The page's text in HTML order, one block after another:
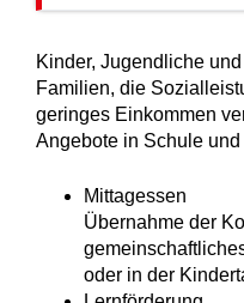
Kinder, Jugendliche
Familien, die
geringes Einkommen
Angebote in Schule
Mittagessen
Übernahme der
oder in der